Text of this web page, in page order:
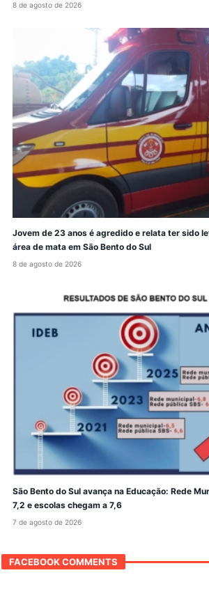
8 de agosto de 2026
Jovem de 23 anos é agredido e relata ter sido
área de mata em São Bento do Sul
8 de agosto de 2026
São Bento do Sul avança na Educação: Rede
7,2 e escolas chegam a 7,6
7 de agosto de 2026
FACEBOOK COMMENTS